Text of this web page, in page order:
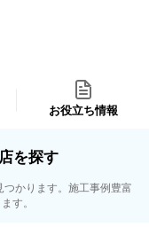
お役立ち情報
を探す
かります。施工事例豊富
す。